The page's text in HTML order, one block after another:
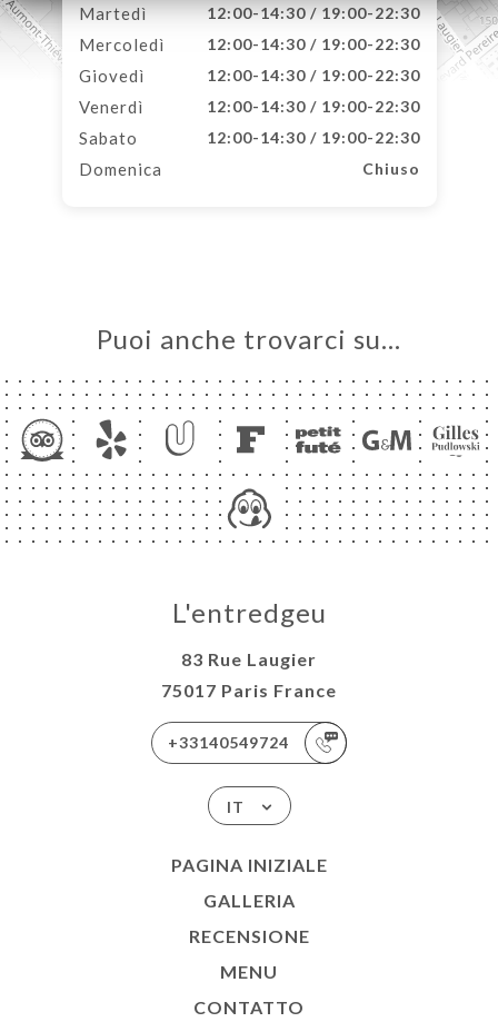
Martedì 12:00-14:30 / 19:00-22:30
Mercoledì 12:00-14:30 / 19:00-22:30
Giovedì 12:00-14:30 / 19:00-22:30
Venerdì 12:00-14:30 / 19:00-22:30
Sabato 12:00-14:30 / 19:00-22:30
Domenica Chiuso
Puoi anche trovarci su…
L'entredgeu
83 Rue Laugier
75017 Paris France
+33140549724
IT
PAGINA INIZIALE
GALLERIA
RECENSIONE
MENU
CONTATTO